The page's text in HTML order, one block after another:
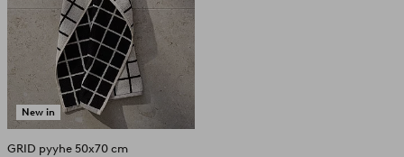
New in
GRID pyyhe 50x70 cm